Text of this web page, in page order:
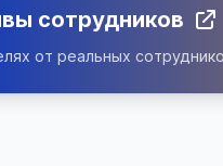
сотрудников
от реальных